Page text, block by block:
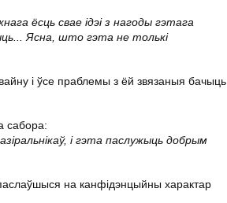
ёсць свае ідэі з нагоды гэтага
Ясна, што гэта не толькі
і ўсе праблемы з ёй звязаныя бачыць
сабора:
і гэта паслужыць добрым
на канфідэнцыйны характар